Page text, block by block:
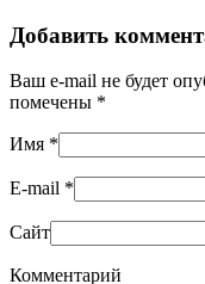
Добавить
Ваш e-mail не будет
помечены *
Имя *
E-mail *
Сайт
Комментарий